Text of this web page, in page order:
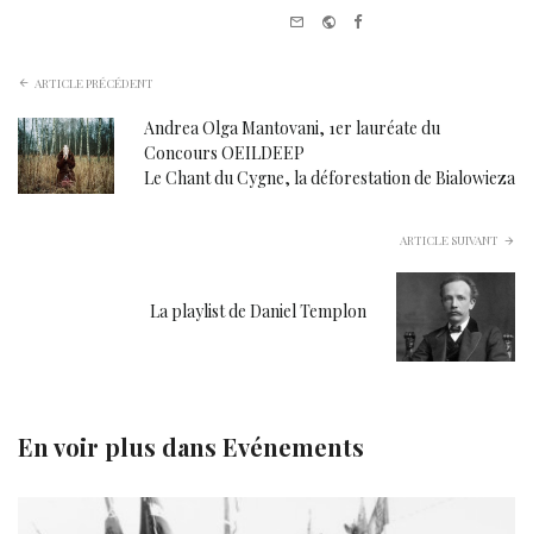
Website
Facebook
ARTICLE PRÉCÉDENT
Andrea Olga Mantovani, 1er lauréate du
Concours OEILDEEP
Le Chant du Cygne, la déforestation de Bialowieza
ARTICLE SUIVANT
La playlist de Daniel Templon
En voir plus dans Evénements